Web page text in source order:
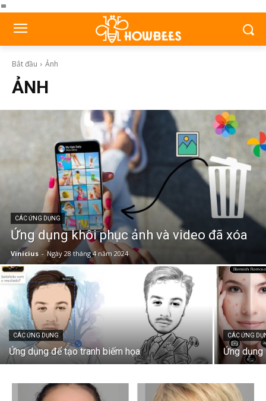
=
Bắt đầu Ảnh
ẢNH
CÁC ỨNG DỤNG
Ứng dụng khôi phục ảnh và video đã xóa
Vinicius - Ngày 28 tháng 4 năm 2024
CÁC ỨNG DỤNG
Ứng dụng để tạo tranh biếm họa
CÁC ỨNG
Ứng